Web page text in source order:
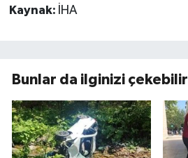
Kaynak: İHA
Bunlar da ilginizi çekebilir